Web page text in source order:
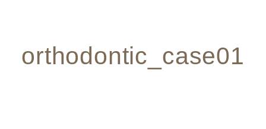
orthodontic_case01